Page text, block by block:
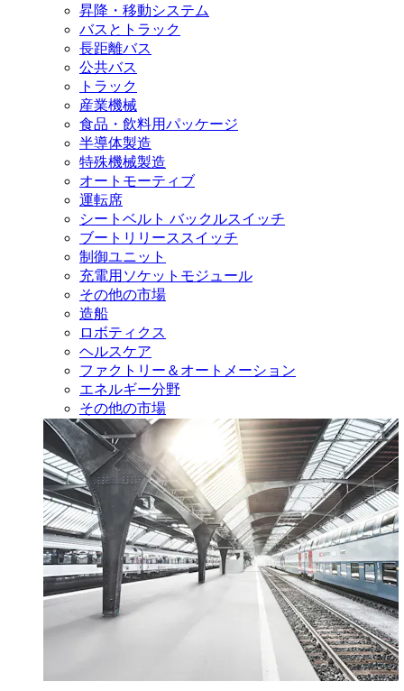
昇降・移動システム
バスとトラック
長距離バス
公共バス
トラック
産業機械
食品・飲料用パッケージ
半導体製造
特殊機械製造
オートモーティブ
運転席
シートベルト バックルスイッチ
ブートリリーススイッチ
制御ユニット
充電用ソケットモジュール
その他の市場
造船
ロボティクス
ヘルスケア
ファクトリー＆オートメーション
エネルギー分野
その他の市場